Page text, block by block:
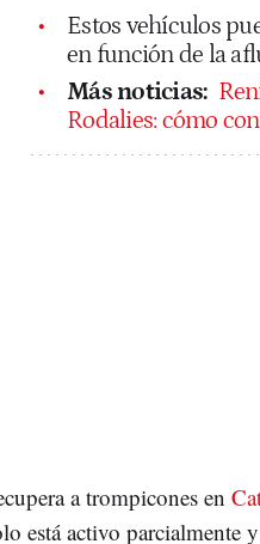
Estos vehículos
en función de la
Más noticias:
Rodalies: cómo
a trompicones en
está activo parcialmente